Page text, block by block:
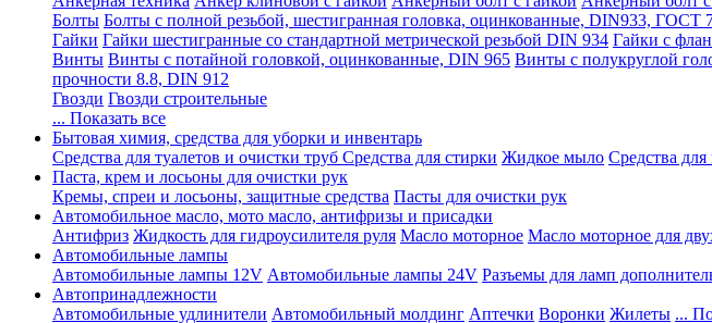
Болты Болты с полной резьбой, шестигранная головка, оцинкованные, DIN933, ГОСТ
Гайки Гайки шестигранные со стандартной метрической резьбой DIN 934 Гайки с
Винты Винты с потайной головкой, оцинкованные, DIN 965 Винты с полукруглой
прочности 8.8, DIN 912
Гвозди Гвозди строительные
... Показать все
Бытовая химия, средства для уборки и инвентарь
Средства для туалетов и очистки труб Средства для стирки Жидкое мыло Средства
Паста, крем и лосьоны для очистки рук
Кремы, спреи и лосьоны, защитные средства Пасты для очистки рук
Автомобильное масло, мото масло, антифризы и присадки
Антифриз Жидкость для гидроусилителя руля Масло моторное Масло моторное для
Автомобильные лампы
Автомобильные лампы 12V Автомобильные лампы 24V Разъемы для ламп
Автопринадлежности
Автомобильные удлинители Автомобильный молдинг Аптечки Воронки Жилеты ...